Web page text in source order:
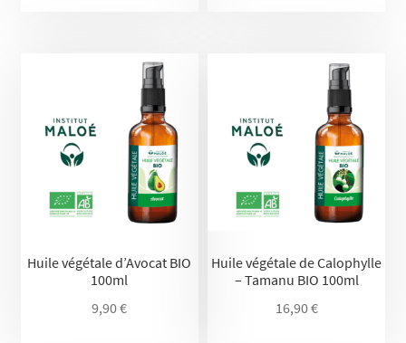
Huile végétale d’Avocat BIO
100ml
9,90€
Huile végétale de Calophylle
– Tamanu BIO 100ml
16,90€